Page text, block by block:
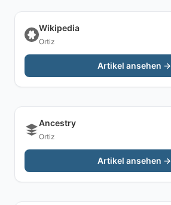
Wikipedia
Ortiz
Artikel ansehen →
Ancestry
Ortiz
Artikel ansehen →